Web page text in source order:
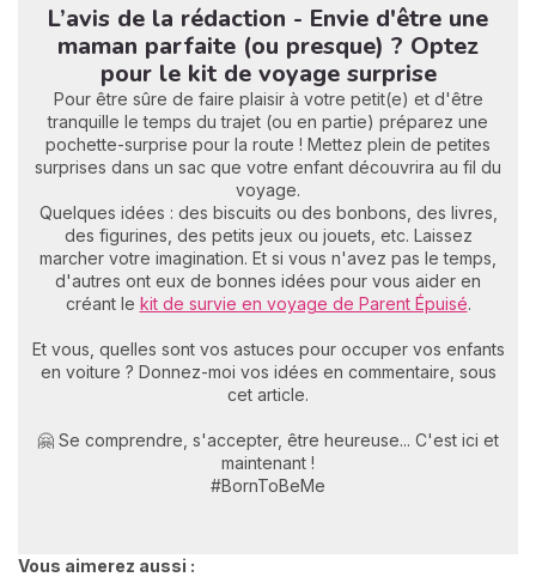
L’avis de la rédaction - Envie d'être une
maman parfaite (ou presque) ? Optez
pour le kit de voyage surprise
Pour être sûre de faire plaisir à votre petit(e) et d'être
tranquille le temps du trajet (ou en partie) préparez une
pochette-surprise pour la route ! Mettez plein de petites
surprises dans un sac que votre enfant découvrira au fil du
voyage.
Quelques idées : des biscuits ou des bonbons, des livres,
des figurines, des petits jeux ou jouets, etc. Laissez
marcher votre imagination. Et si vous n'avez pas le temps,
d'autres ont eux de bonnes idées pour vous aider en
créant le kit de survie en voyage de Parent Épuisé.
Et vous, quelles sont vos astuces pour occuper vos enfants
en voiture ? Donnez-moi vos idées en commentaire, sous
cet article.
🤗 Se comprendre, s'accepter, être heureuse... C'est ici et
maintenant !
#BornToBeMe
Vous aimerez aussi :